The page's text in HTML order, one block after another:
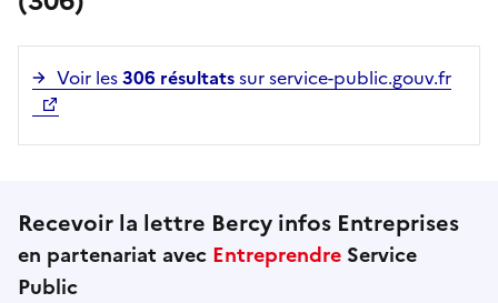
Voir les306 résultatssur service-public.gouv.fr
Recevoir la lettre Bercy infos Entreprises
en partenariat avec Entreprendre Service
Public